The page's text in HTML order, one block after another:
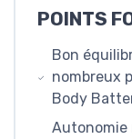
POINTS
Bon
nombreux
Body
Autonomie